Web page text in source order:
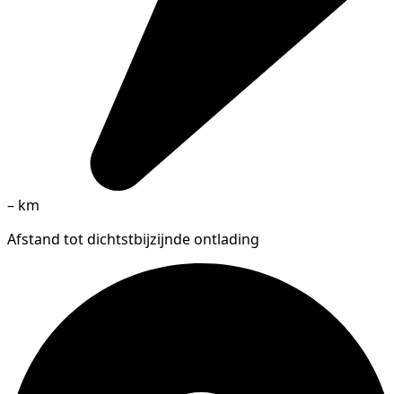
– km
Afstand tot dichtstbijzijnde ontlading